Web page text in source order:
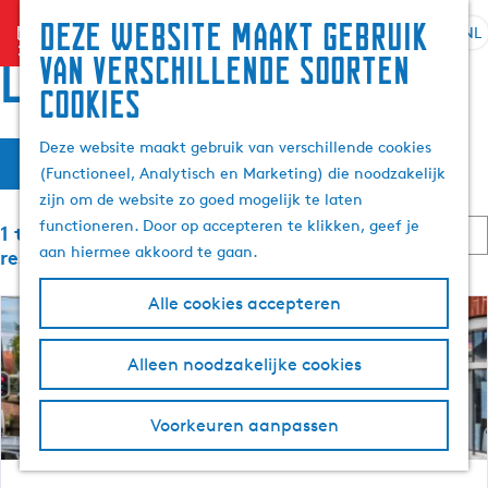
Deze website maakt gebruik
van verschillende soorten
cookies
Deze website maakt gebruik van verschillende cookies
(Functioneel, Analytisch en Marketing) die noodzakelijk
zijn om de website zo goed mogelijk te laten
functioneren. Door op accepteren te klikken, geef je
aan hiermee akkoord te gaan.
Alle cookies accepteren
Alleen noodzakelijke cookies
Voorkeuren aanpassen
menu
G
a
n
a
a
r
d
e
h
o
e
a
&
boek
S
r
a
a
l
H
u
d
NL
locaties
a
t
z
o
e
k
Filter
r
t
e
e
r
o
p
:
1 t/m 24 van 2459
resultaten
S
o
t
e
e
r
o
p
: